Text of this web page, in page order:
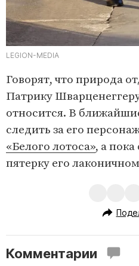
LEGION-MEDIA
Говорят, что природа
Патрику
относится. В
следить за его
«Белого лотоса», а
пятерку его
Комментарии